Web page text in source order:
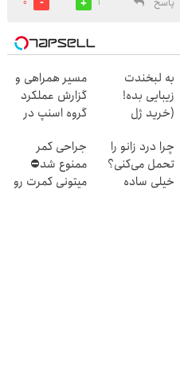
به لبخندت
زیبایی بده!
(خرید ژل
دندان
با40%تخفیف)
مسیر همراهی و
گزارش عملکرد
گروه اسنپ در
چرا درد زانو را
تحمل می‌کنی؟
خیلی ساده
جراحی کمر
ممنوع شد⛔
میتونی کمرت رو